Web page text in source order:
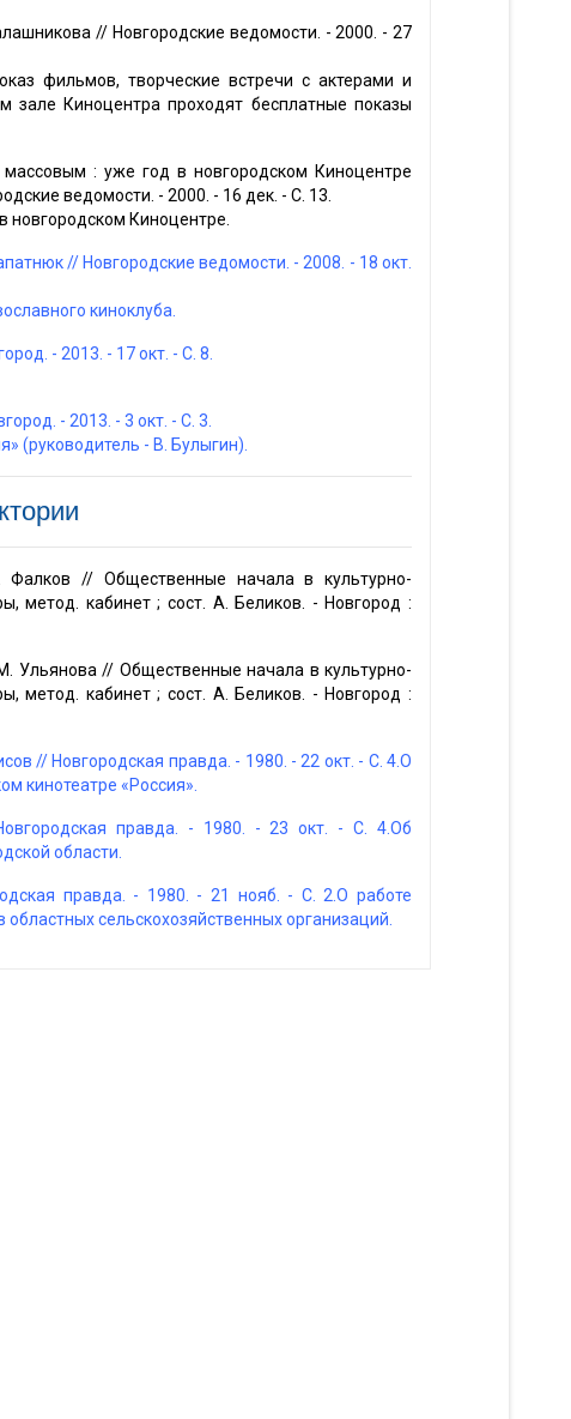
// Новгородские ведомости. - 2000. - 27
фильмов, творческие встречи с актерами и
Киноцентра проходят бесплатные показы
: уже год в новгородском Киноцентре
ведомости. - 2000. - 16 дек. - С. 13.
новгородском Киноцентре.
// Новгородские ведомости. - 2008. - 18 окт.
киноклуба.
- 2013. - 17 окт. - С. 8.
- 2013. - 3 окт. - С. 3.
(руководитель - В. Булыгин).
// Общественные начала в культурно-
метод. кабинет ; сост. А. Беликов. - Новгород :
Ульянова // Общественные начала в культурно-
метод. кабинет ; сост. А. Беликов. - Новгород :
// Новгородская правда. - 1980. - 22 окт. - С. 4.О
кинотеатре «Россия».
правда. - 1980. - 23 окт. - С. 4.Об
области.
правда. - 1980. - 21 нояб. - С. 2.О работе
сельскохозяйственных организаций.